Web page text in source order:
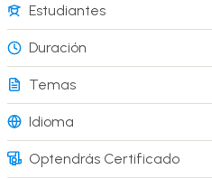
Estudiantes
Duración
Temas
Idioma
Optendrás Certificado